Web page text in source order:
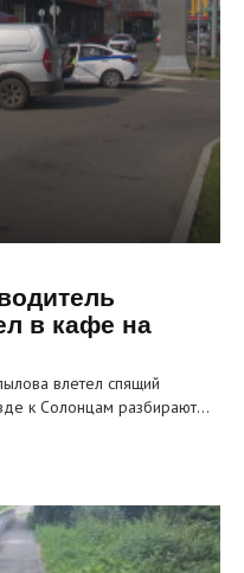
в кафе на
влетел спящий
к Солонцам разбирают…